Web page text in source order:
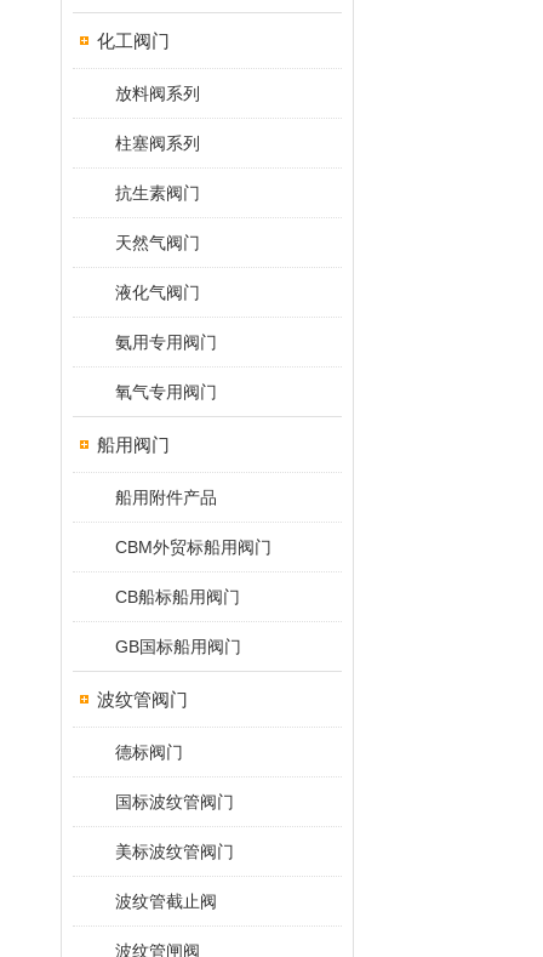
化工阀门
放料阀系列
柱塞阀系列
抗生素阀门
天然气阀门
液化气阀门
氨用专用阀门
氧气专用阀门
船用阀门
船用附件产品
CBM外贸标船用阀门
CB船标船用阀门
GB国标船用阀门
波纹管阀门
德标阀门
国标波纹管阀门
美标波纹管阀门
波纹管截止阀
波纹管闸阀